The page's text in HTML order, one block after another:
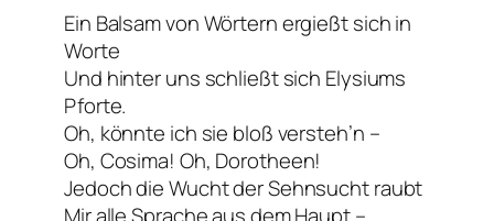
Ein Balsam von Wörtern ergießt sich in
Worte
Und hinter uns schließt sich Elysiums
Pforte.
Oh, könnte ich sie bloß versteh’n –
Oh, Cosima! Oh, Dorotheen!
Jedoch die Wucht der Sehnsucht raubt